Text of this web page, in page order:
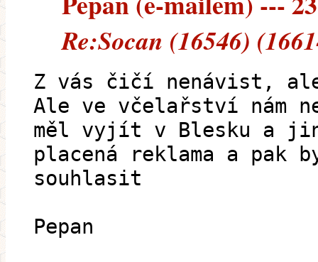
Re:Socan (16546)
Z vás čičí nenávist,
Ale ve včelařství nám
měl vyjít v Blesku a
placená reklama a pak
souhlasit
Pepan